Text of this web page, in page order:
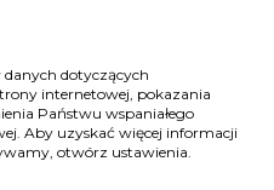
prawa i grozi
danych dotyczących
internetowej, pokazania
Państwu wspaniałego
Aby uzyskać więcej informacji
otwórz ustawienia.